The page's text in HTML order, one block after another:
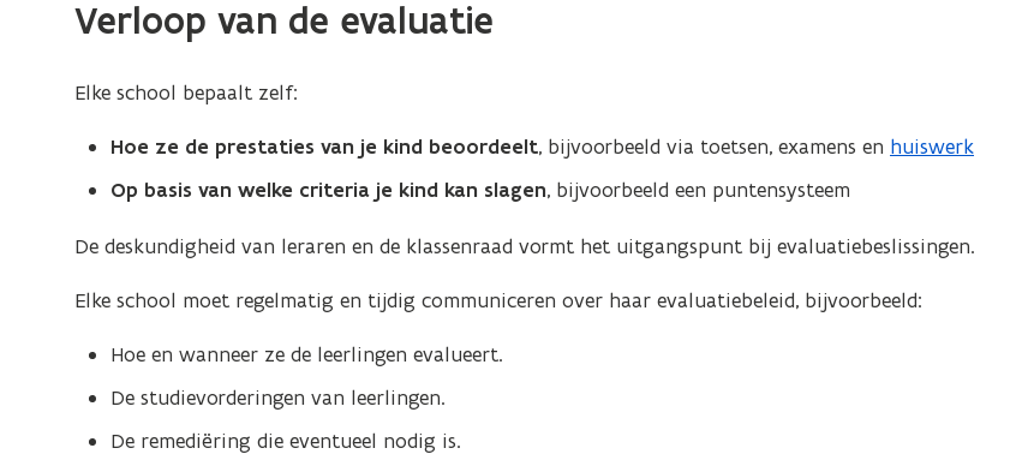
onderwijs
Verloop van de evaluatie
Elke school bepaalt zelf:
Hoe ze de prestaties van je kind beoordeelt, bijvoorbeeld via toetsen, examens en huiswerk
Op basis van welke criteria je kind kan slagen, bijvoorbeeld een puntensysteem
De deskundigheid van leraren en de klassenraad vormt het uitgangspunt bij evaluatiebeslissingen.
Elke school moet regelmatig en tijdig communiceren over haar evaluatiebeleid, bijvoorbeeld:
Hoe en wanneer ze de leerlingen evalueert.
De studievorderingen van leerlingen.
De remediëring die eventueel nodig is.